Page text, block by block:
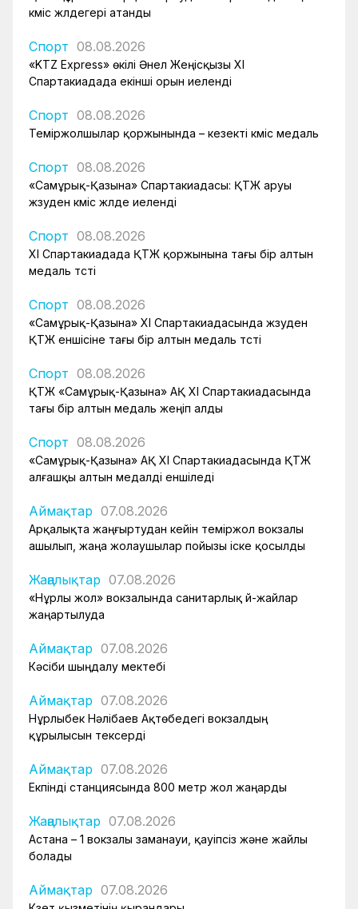
күміс жүлдегері атанды
Спорт 08.08.2026
«KTZ Express» өкілі Әнел Жеңісқызы XI
Спартакиадада екінші орын иеленді
Спорт 08.08.2026
Теміржолшылар қоржынында – кезекті күміс медаль
Спорт 08.08.2026
«Самұрық-Қазына» Спартакиадасы: ҚТЖ аруы
жүзуден күміс жүлде иеленді
Спорт 08.08.2026
XI Спартакиадада ҚТЖ қоржынына тағы бір алтын
медаль түсті
Спорт 08.08.2026
«Самұрық-Қазына» XI Спартакиадасында жүзуден
ҚТЖ еншісіне тағы бір алтын медаль түсті
Спорт 08.08.2026
ҚТЖ «Самұрық-Қазына» АҚ XI Спартакиадасында
тағы бір алтын медаль жеңіп алды
Спорт 08.08.2026
«Самұрық-Қазына» АҚ XI Спартакиадасында ҚТЖ
алғашқы алтын медалді еншіледі
Аймақтар 07.08.2026
Арқалықта жаңғыртудан кейін теміржол вокзалы
ашылып, жаңа жолаушылар пойызы іске қосылды
Жаңалықтар 07.08.2026
«Нұрлы жол» вокзалында санитарлық үй-жайлар
жаңартылуда
Аймақтар 07.08.2026
Кәсіби шыңдалу мектебі
Аймақтар 07.08.2026
Нұрлыбек Нәлібаев Ақтөбедегі вокзалдың
құрылысын тексерді
Аймақтар 07.08.2026
Екпінді станциясында 800 метр жол жаңарды
Жаңалықтар 07.08.2026
Астана – 1 вокзалы заманауи, қауіпсіз және жайлы
болады
Аймақтар 07.08.2026